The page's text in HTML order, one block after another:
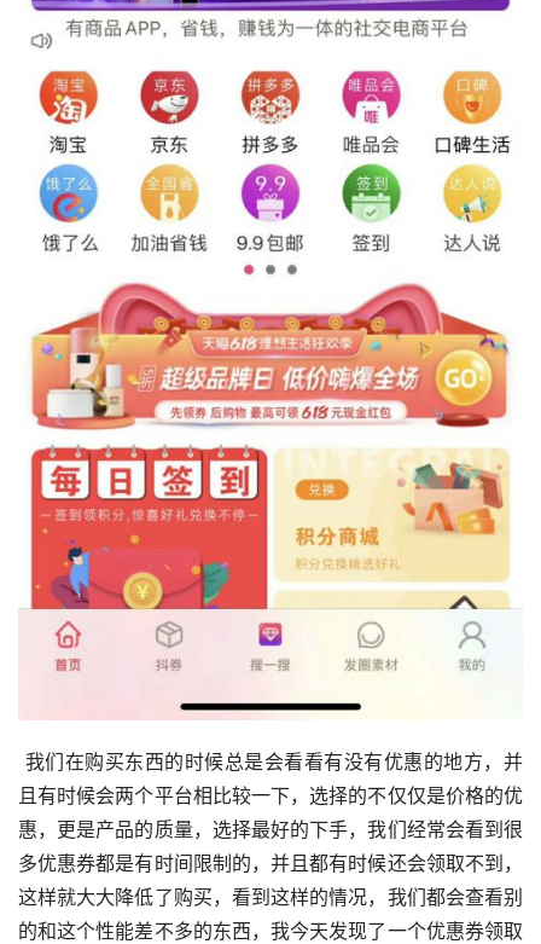
且有时候会两个平台相比较一下，选择的不仅仅是价格的优
惠，更是产品的质量，选择最好的下手，我们经常会看到很
多优惠券都是有时间限制的，并且都有时候还会领取不到，
这样就大大降低了购买，看到这样的情况，我们都会查看别
的和这个性能差不多的东西，我今天发现了一个优惠券领取